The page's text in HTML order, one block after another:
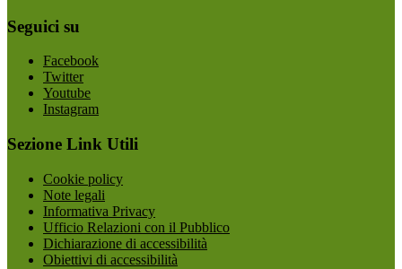
Seguici su
Facebook
Twitter
Youtube
Instagram
Sezione Link Utili
Cookie policy
Note legali
Informativa Privacy
Ufficio Relazioni con il Pubblico
Dichiarazione di accessibilità
Obiettivi di accessibilità